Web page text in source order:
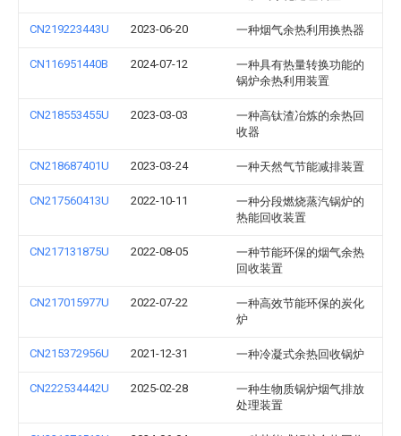
CN219223443U 2023-06-20 一种烟气余热利用换热器
CN116951440B 2024-07-12
一种具有热量转换功能的
锅炉余热利用装置
CN218553455U 2023-03-03
一种高钛渣冶炼的余热回
收器
CN218687401U 2023-03-24 一种天然气节能减排装置
CN217560413U 2022-10-11
一种分段燃烧蒸汽锅炉的
热能回收装置
CN217131875U 2022-08-05
一种节能环保的烟气余热
回收装置
CN217015977U 2022-07-22
一种高效节能环保的炭化
炉
CN215372956U 2021-12-31 一种冷凝式余热回收锅炉
CN222534442U 2025-02-28
一种生物质锅炉烟气排放
处理装置